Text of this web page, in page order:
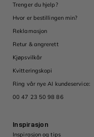
Trenger du hjelp?
Hvor er bestillingen min?
Reklamasjon
Retur & angrerett
Kjøpsvilkår
Kvitteringskopi
Ring vår nye AI kundeservice:
00 47 23 50 98 86
Inspirasjon
Inspirasjon og tips